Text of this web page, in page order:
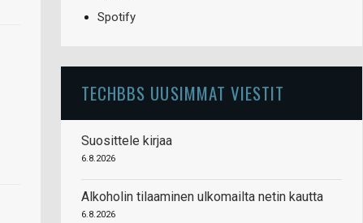
Spotify
TECHBBS UUSIMMAT VIESTIT
Suosittele kirjaa
6.8.2026
Alkoholin tilaaminen ulkomailta netin kautta
6.8.2026